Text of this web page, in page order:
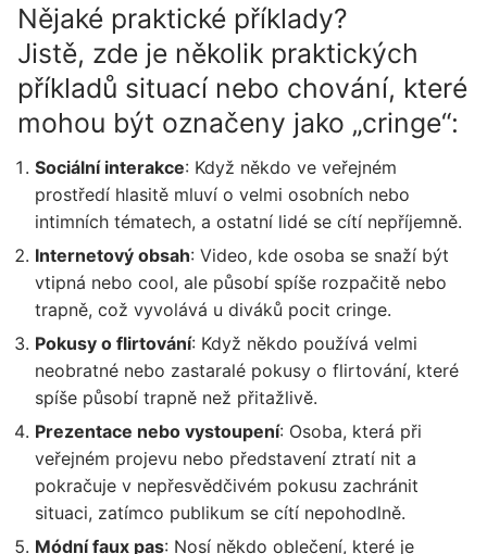
Nějaké praktické příklady?
Jistě, zde je několik praktických
příkladů situací nebo chování, které
mohou být označeny jako „cringe“:
Sociální interakce: Když někdo ve veřejném
prostředí hlasitě mluví o velmi osobních nebo
intimních tématech, a ostatní lidé se cítí nepříjemně.
Internetový obsah: Video, kde osoba se snaží být
vtipná nebo cool, ale působí spíše rozpačitě nebo
trapně, což vyvolává u diváků pocit cringe.
Pokusy o flirtování: Když někdo používá velmi
neobratné nebo zastaralé pokusy o flirtování, které
spíše působí trapně než přitažlivě.
Prezentace nebo vystoupení: Osoba, která při
veřejném projevu nebo představení ztratí nit a
pokračuje v nepřesvědčivém pokusu zachránit
situaci, zatímco publikum se cítí nepohodlně.
Módní faux pas: Nosí někdo oblečení, které je